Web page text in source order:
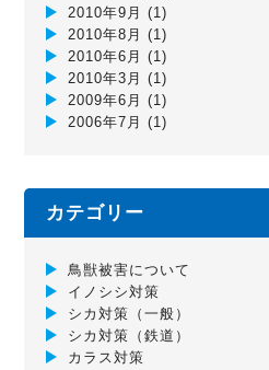
2010年9月 (1)
2010年8月 (1)
2010年6月 (1)
2010年3月 (1)
2009年6月 (1)
2006年7月 (1)
カテゴリー
鳥獣被害について
イノシシ対策
シカ対策（一般）
シカ対策（鉄道）
カラス対策